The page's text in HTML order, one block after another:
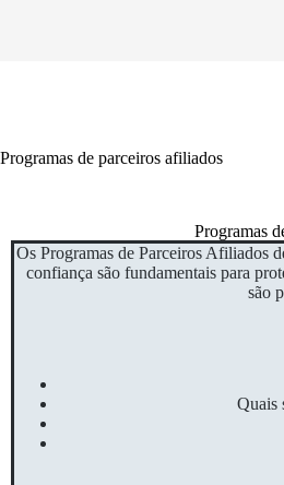
Programas de parceiros afiliados
Programas
Os Programas de Parceiros Afiliados
confiança são fundamentais para
são
Quais